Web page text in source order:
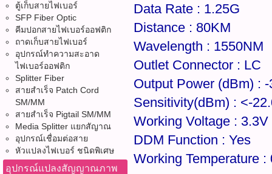
ตู้เก็บสายไฟเบอร์
SFP Fiber Optic
คีมปอกสายไฟเบอร์ออฟติก
ถาดเก็บสายไฟเบอร์
อุปกรณ์ทำความสะอาด
ไฟเบอร์ออฟติก
Splitter Fiber
สายสำเร็จ Patch Cord
SM/MM
สายสำเร็จ Pigtail SM/MM
Media Splitter แยกสัญาณ
อุปกรณ์เชื่อมต่อสาย
หัวแปลงไฟเบอร์ ชนิดพิเศษ
อุปกรณ์แปลงสัญญาณภาพ
Data Rate : 1.25G
Distance : 80KM
Wavelength : 1550NM
Outlet Connector : LC
Output Power (dBm) :
Sensitivity(dBm) : <-
Working Voltage : 3.3V
DDM Function : Yes
Working Temperature :